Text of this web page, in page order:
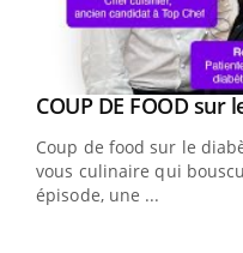
Youtube
COUP DE FOOD sur
Coup de food sur le
vous culinaire qui
épisode, une ...